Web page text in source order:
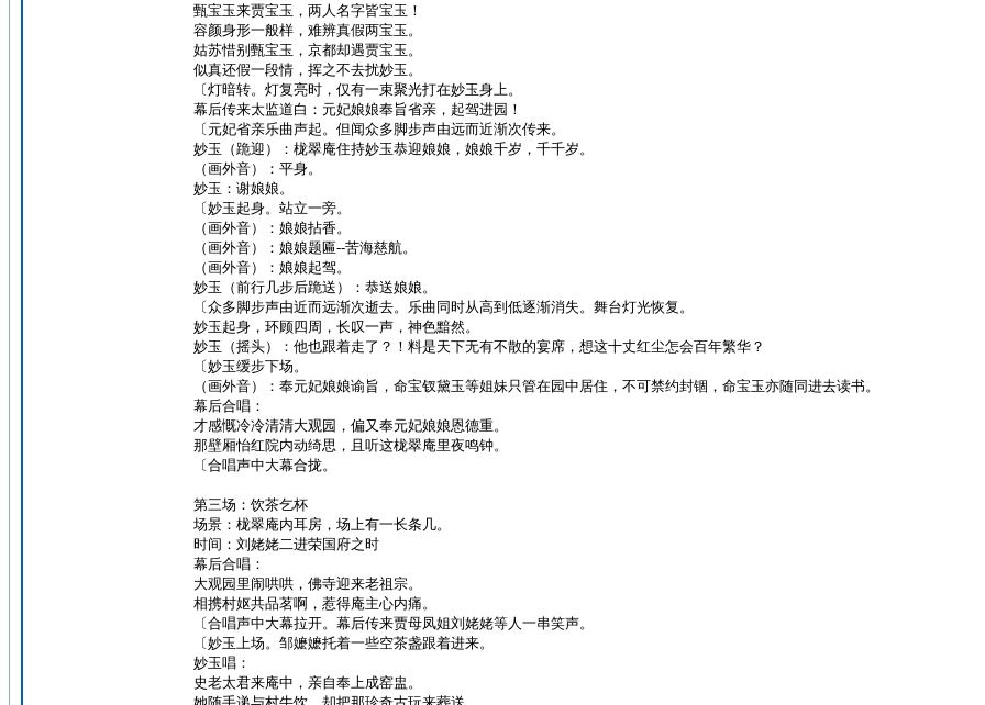
甄宝玉来贾宝玉，两人名字皆宝玉！
容颜身形一般样，难辨真假两宝玉。
姑苏惜别甄宝玉，京都却遇贾宝玉。
似真还假一段情，挥之不去扰妙玉。
〔灯暗转。灯复亮时，仅有一束聚光打在妙玉身上。
幕后传来太监道白：元妃娘娘奉旨省亲，起驾进园！
〔元妃省亲乐曲声起。但闻众多脚步声由远而近渐次传来。
妙玉（跪迎）：栊翠庵住持妙玉恭迎娘娘，娘娘千岁，千千岁。
（画外音）：平身。
妙玉：谢娘娘。
〔妙玉起身。站立一旁。
（画外音）：娘娘拈香。
（画外音）：娘娘题匾--苦海慈航。
（画外音）：娘娘起驾。
妙玉（前行几步后跪送）：恭送娘娘。
〔众多脚步声由近而远渐次逝去。乐曲同时从高到低逐渐消失。舞台灯光恢复。
妙玉起身，环顾四周，长叹一声，神色黯然。
妙玉（摇头）：他也跟着走了？！料是天下无有不散的宴席，想这十丈红尘怎会百年繁华？
〔妙玉缓步下场。
（画外音）：奉元妃娘娘谕旨，命宝钗黛玉等姐妹只管在园中居住，不可禁约封锢，命宝玉亦随同进去读书。
幕后合唱：
才感慨冷冷清清大观园，偏又奉元妃娘娘恩德重。
那壁厢怡红院内动绮思，且听这栊翠庵里夜鸣钟。
〔合唱声中大幕合拢。
第三场：饮茶乞杯
场景：栊翠庵内耳房，场上有一长条几。
时间：刘姥姥二进荣国府之时
幕后合唱：
大观园里闹哄哄，佛寺迎来老祖宗。
相携村妪共品茗啊，惹得庵主心内痛。
〔合唱声中大幕拉开。幕后传来贾母凤姐刘姥姥等人一串笑声。
〔妙玉上场。邹嬷嬷托着一些空茶盏跟着进来。
妙玉唱：
史老太君来庵中，亲自奉上成窑盅。